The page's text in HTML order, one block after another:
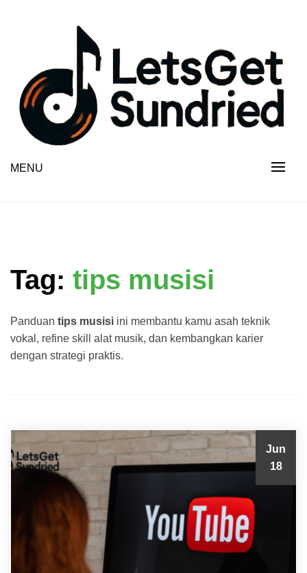
MENU
Tag: tips musisi
Panduan tips musisi ini membantu kamu asah teknik
vokal, refine skill alat musik, dan kembangkan karier
dengan strategi praktis.
Jun
18